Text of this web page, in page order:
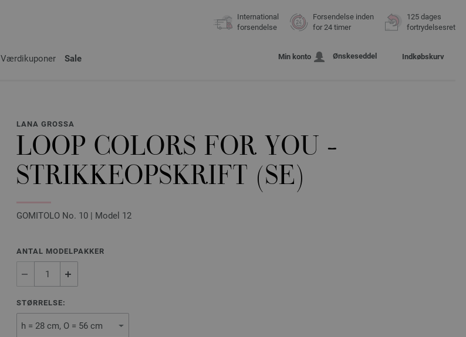
International
forsendelse
Forsendelse inden
for 24 timer
125 dages
fortrydelsesret
Værdikuponer Sale Min konto Ønskeseddel Indkøbskurv
LANA GROSSA
LOOP COLORS FOR YOU -
STRIKKEOPSKRIFT (SE)
GOMITOLO No. 10 | Model 12
ANTAL MODELPAKKER
STØRRELSE: